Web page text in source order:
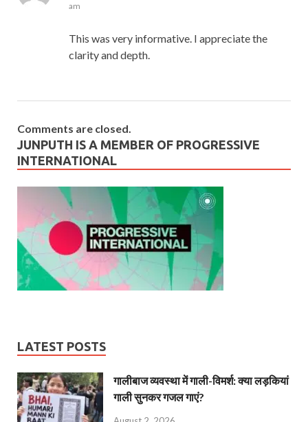
am
This was very informative. I appreciate the
clarity and depth.
Comments are closed.
JUNPUTH IS A MEMBER OF PROGRESSIVE
INTERNATIONAL
LATEST POSTS
गालीबाज व्‍यवस्‍था में गाली-विमर्श: क्या लड़कियां
गाली सुनकर गजल गाएं?